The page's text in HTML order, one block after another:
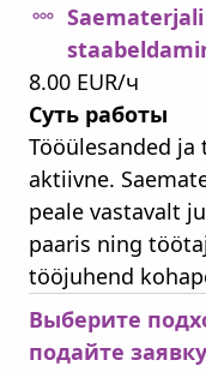
Saematerjali
8.00 EUR/ч
Суть работы
Tööülesanded
aktiivne.
peale vastavalt
paaris ning
tööjuhend
Выберите
подайте заявку